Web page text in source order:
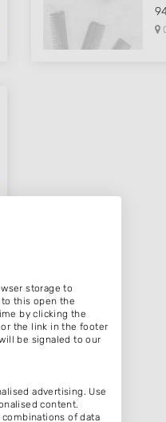
storage to
this open the
by clicking the
the link in the footer
be signaled to our
advertising. Use
content.
of data